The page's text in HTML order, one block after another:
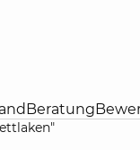
Beratung